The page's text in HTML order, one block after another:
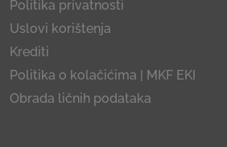
Politika privatnosti
Uslovi korištenja
Krediti
Politika o kolačićima | MKF EKI
Obrada ličnih podataka